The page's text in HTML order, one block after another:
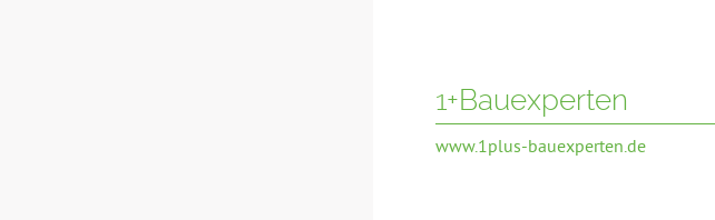
1+Bauexperten
www.1plus-bauexperten.de